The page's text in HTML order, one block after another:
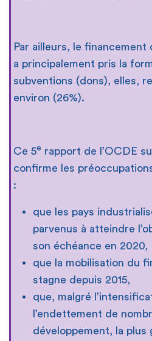
Par ailleurs, le
a principalement pris la
subventions (dons), elles,
environ (26%).
Ce 5e rapport de l’OCDE
confirme les
:
que les pays
parvenus à atteindre
son échéance en 2020,
que la mobilisation du
stagne depuis 2015,
que, malgré
l’endettement de
développement, la plus